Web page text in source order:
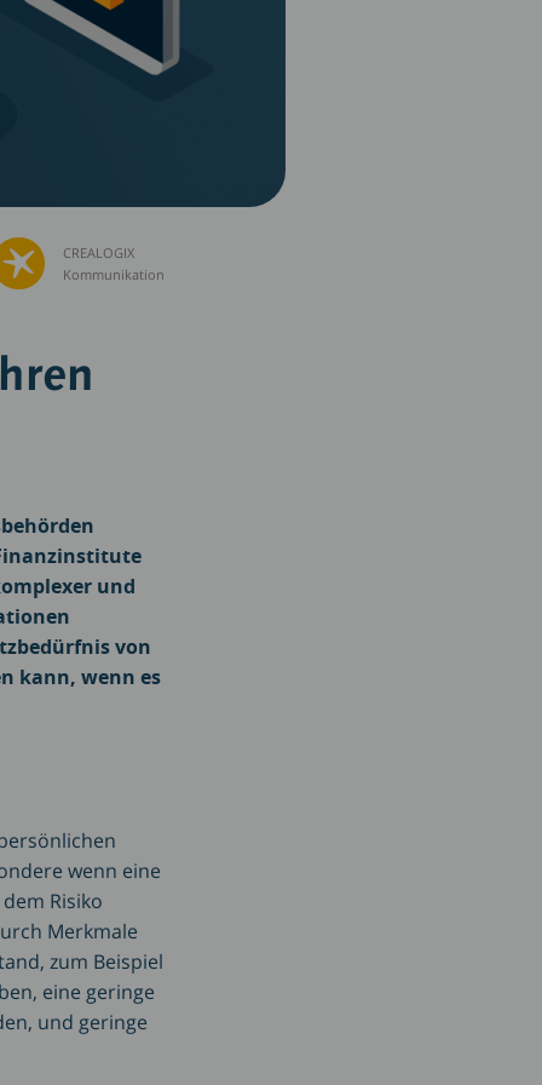
CREALOGIX
Kommunikation
und
von
kann, wenn es
wenn eine
Risiko
Merkmale
zum Beispiel
eine geringe
und geringe